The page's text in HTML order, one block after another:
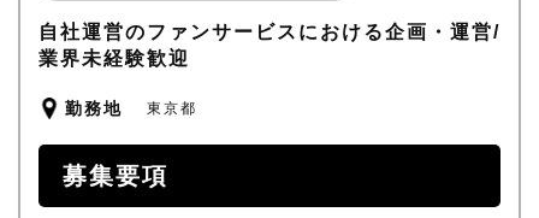
自社運営のファンサービスにおける企画・運営/
業界未経験歓迎
勤務地 東京都
募集要項